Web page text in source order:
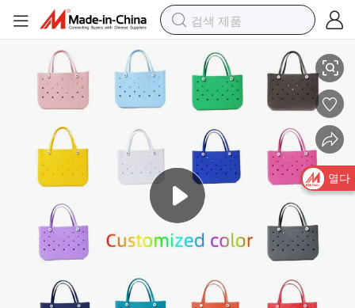
인기 있는 방수 여성 토트 쇼핑 바구니 중간 크기 해변 가방
열다